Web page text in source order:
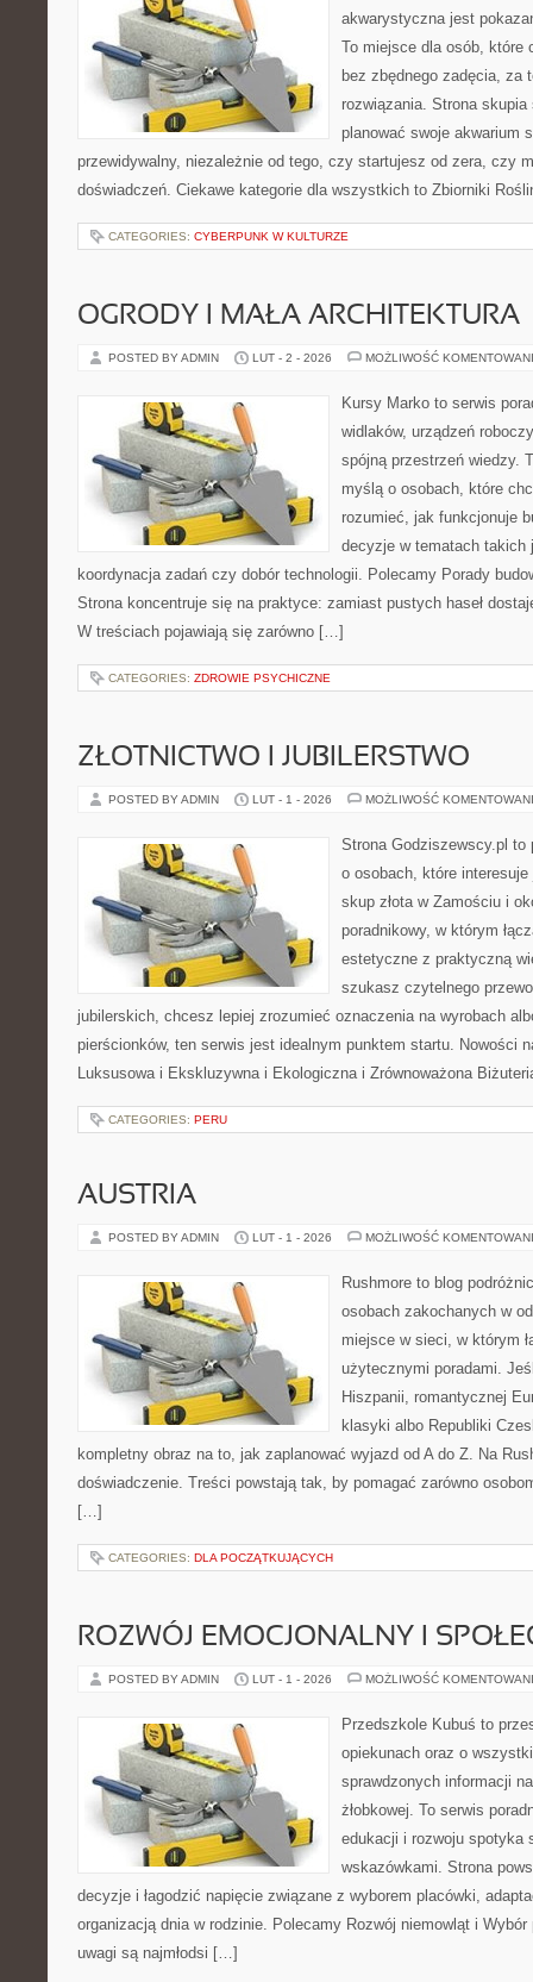
akwarystyczna jest
To miejsce dla osób, które
bez zbędnego zadęcia, za
rozwiązania. Strona
planować swoje akwarium
przewidywalny, niezależnie od tego, czy startujesz od zera, czy
doświadczeń. Ciekawe kategorie dla wszystkich to Zbiorniki
CATEGORIES: CYBERPUNK W KULTURZE
OGRODY I MAŁA ARCHITEKTURA
POSTED BY ADMIN LUT - 2 - 2026 MOŻLIWOŚĆ
Kursy Marko to serwis
widlaków, urządzeń
spójną przestrzeń wiedzy.
myślą o osobach, które
rozumieć, jak funkcjonuje
decyzje w tematach takich
koordynacja zadań czy dobór technologii. Polecamy Porady
Strona koncentruje się na praktyce: zamiast pustych haseł
W treściach pojawiają się zarówno […]
CATEGORIES: ZDROWIE PSYCHICZNE
ZŁOTNICTWO I JUBILERSTWO
POSTED BY ADMIN LUT - 1 - 2026 MOŻLIWOŚĆ
Strona Godziszewscy.pl
o osobach, które
skup złota w Zamościu i
poradnikowy, w którym
estetyczne z praktyczną
szukasz czytelnego
jubilerskich, chcesz lepiej zrozumieć oznaczenia na wyrobach
pierścionków, ten serwis jest idealnym punktem startu. Nowości
Luksusowa i Ekskluzywna i Ekologiczna i Zrównoważona
CATEGORIES: PERU
AUSTRIA
POSTED BY ADMIN LUT - 1 - 2026 MOŻLIWOŚĆ
Rushmore to blog
osobach zakochanych w
miejsce w sieci, w którym
użytecznymi poradami.
Hiszpanii, romantycznej
klasyki albo Republiki
kompletny obraz na to, jak zaplanować wyjazd od A do Z. Na
doświadczenie. Treści powstają tak, by pomagać zarówno
[…]
CATEGORIES: DLA POCZĄTKUJĄCYCH
ROZWÓJ EMOCJONALNY I
POSTED BY ADMIN LUT - 1 - 2026 MOŻLIWOŚĆ
Przedszkole Kubuś to
opiekunach oraz o
sprawdzonych informacji
żłobkowej. To serwis
edukacji i rozwoju spotyka
wskazówkami. Strona
decyzje i łagodzić napięcie związane z wyborem placówki,
organizacją dnia w rodzinie. Polecamy Rozwój niemowląt i
uwagi są najmłodsi […]